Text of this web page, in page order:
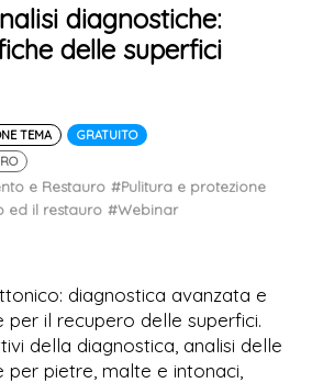
diagnostiche:
delle superfici
TEMA
GRATUITO
e Restauro #Pulitura e protezione
ed il restauro #Webinar
diagnostica avanzata e
per il recupero delle superfici.
della diagnostica, analisi delle
per pietre, malte e intonaci,